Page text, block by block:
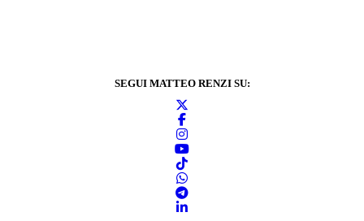
SEGUI MATTEO RENZI SU: